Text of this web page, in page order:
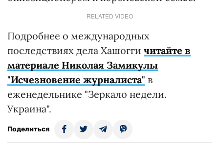
RELATED VIDEO
Подробнее о международных
последствиях дела Хашогги читайте в
материале Николая Замикулы
"Исчезновение журналиста" в
еженедельнике "Зеркало недели.
Украина".
Поделиться